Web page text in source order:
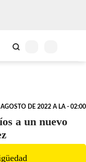
DE 2022 A LA - 02:00
a un nuevo